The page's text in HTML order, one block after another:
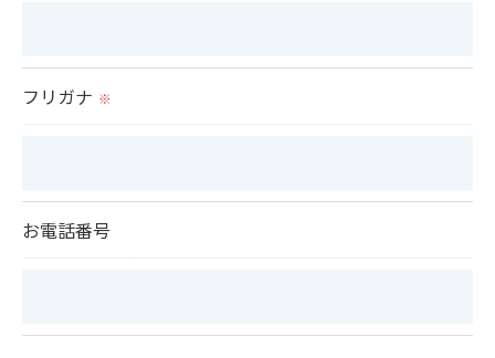
これらの委託先に対しては個人情報保護契約等の措
置をとり、適切な監督を行います。
当社では、個人情報の漏洩等がなされないよう、適
切に安全管理対策を実施します。
必要な情報を頂けない場合は、それに対応した当社
フリガナ ※
お電話番号